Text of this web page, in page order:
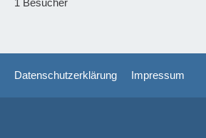
1 Besucher
Datenschutzerklärung Impressum